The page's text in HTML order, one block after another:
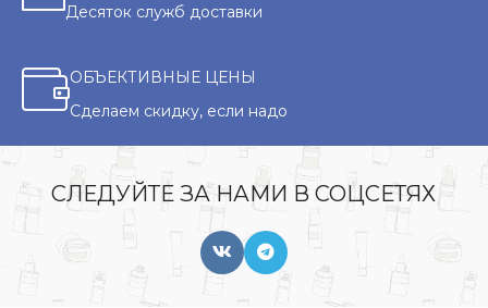
Десяток служб доставки
ОБЪЕКТИВНЫЕ ЦЕНЫ
Сделаем скидку, если надо
СЛЕДУЙТЕ ЗА НАМИ В СОЦСЕТЯХ